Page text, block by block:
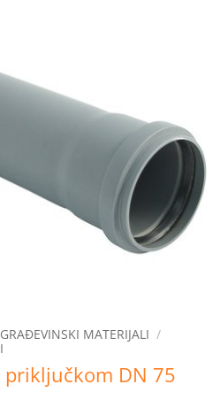
GRAĐEVINSKI MATERIJALI /
priključkom DN 75